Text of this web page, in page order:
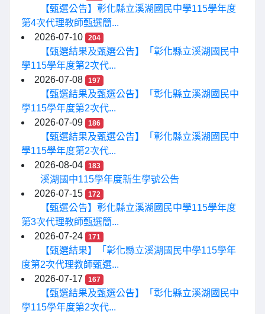
【甄選公告】彰化縣立溪湖國民中學115學年度
第4次代理教師甄選簡...
2026-07-10
204
【甄選結果及甄選公告】「彰化縣立溪湖國民中
學115學年度第2次代...
2026-07-08
197
【甄選結果及甄選公告】「彰化縣立溪湖國民中
學115學年度第2次代...
2026-07-09
186
【甄選結果及甄選公告】「彰化縣立溪湖國民中
學115學年度第2次代...
2026-08-04
183
溪湖國中115學年度新生學號公告
2026-07-15
172
【甄選公告】彰化縣立溪湖國民中學115學年度
第3次代理教師甄選簡...
2026-07-24
171
【甄選結果】「彰化縣立溪湖國民中學115學年
度第2次代理教師甄選...
2026-07-17
167
【甄選結果及甄選公告】「彰化縣立溪湖國民中
學115學年度第2次代...